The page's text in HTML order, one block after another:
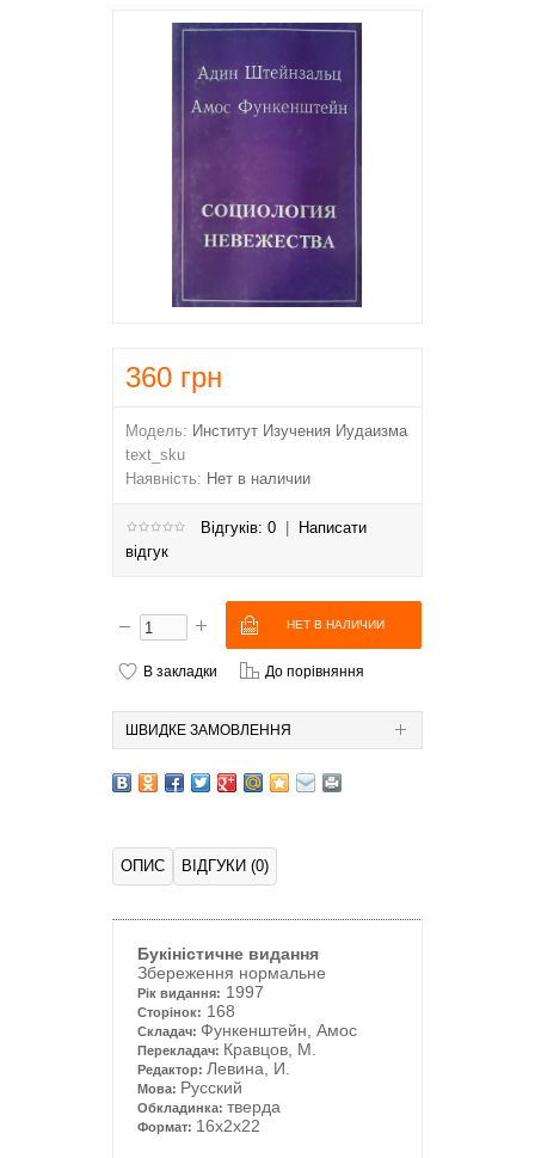
360 грн
Модель: Институт Изучения Иудаизма
text_sku
Наявність: Нет в наличии
Відгуків: 0
Написати
відгук
В закладки До порівняння
ШВИДКЕ ЗАМОВЛЕННЯ
ОПИС ВІДГУКИ (0)
Букіністичне видання
Збереження нормальне
Рік видання: 1997
Сторінок: 168
Складач: Функенштейн, Амос
Перекладач: Кравцов, М.
Редактор: Левина, И.
Мова: Русский
Обкладинка: тверда
Формат: 16x2x22